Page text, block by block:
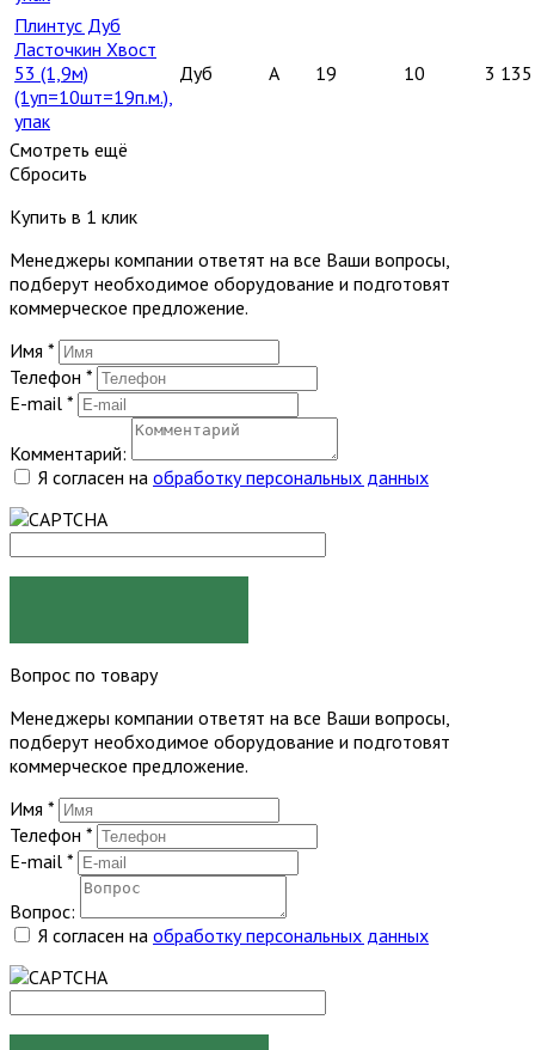
Плинтус Дуб
Ласточкин Хвост
53 (1,9м)
(1уп=10шт=19п.м.),
упак
Дуб A 19 10 3 135
Смотреть ещё
Сбросить
Купить в 1 клик
Менеджеры компании ответят на все Ваши вопросы,
подберут необходимое оборудование и подготовят
коммерческое предложение.
Имя *
Телефон *
E-mail *
Комментарий:
Я согласен на обработку персональных данных
Вопрос по товару
Менеджеры компании ответят на все Ваши вопросы,
подберут необходимое оборудование и подготовят
коммерческое предложение.
Имя *
Телефон *
E-mail *
Вопрос:
Я согласен на обработку персональных данных